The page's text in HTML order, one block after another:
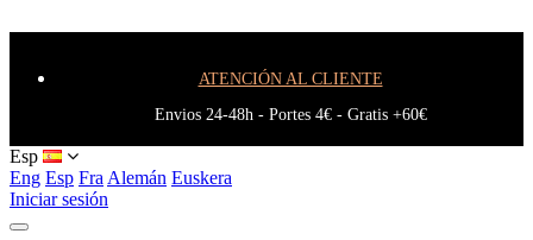
ATENCIÓN AL CLIENTE
Envios 24-48h - Portes 4€ - Gratis +60€
Esp
Eng Esp Fra Alemán Euskera
Iniciar sesión